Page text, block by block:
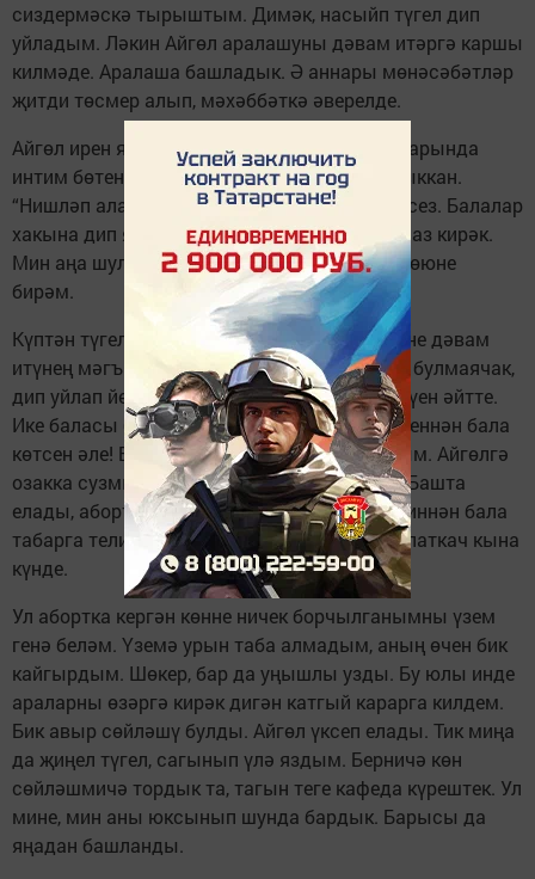
сиздермәскә тырыштым. Димәк, насыйп түгел дип
уйладым. Ләкин Айгөл аралашуны дәвам итәргә каршы
килмәде. Аралаша башладык. Ә аннары мөнәсәбәтләр
җитди төсмер алып, мәхәббәткә әверелде.
Айгөл ирен яратмый. Үзе әйтүе буенча араларында
интим бөтенләй юк. Яшьлек белән кияүгә чыккан.
“Нишләп алайса иреннән аерылмый?” диярсез. Балалар
хакына дип яши. Ә хатын-кызга мәхәббәт, наз кирәк.
Мин аңа шул җитеп бетмәгән игътибарны, сөюне
бирәм.
Күптән түгел бер хәл булды. Мөнәсәбәтләрне дәвам
итүнең мәгънәсе юк, Айгөл барыбер минеке булмаячак,
дип уйлап йөргәндә, Айгөл миннән бала көтүен әйтте.
Ике баласы булган кияүдәге хатын сөяркәсеннән бала
көтсен әле! Бу хәбәрдән шок хәлендә калдым. Айгөлгә
озакка сузмыйча аборт ясатырга куштым. Башта
елады, абортка барырга теләмәде, янәсе миннән бала
табарга тели. Моның мөмкин түгеллеген аңлаткач кына
күнде.
Ул абортка кергән көнне ничек борчылганымны үзем
генә беләм. Үземә урын таба алмадым, аның өчен бик
кайгырдым. Шөкер, бар да уңышлы узды. Бу юлы инде
араларны өзәргә кирәк дигән катгый карарга килдем.
Бик авыр сөйләшү булды. Айгөл үксеп елады. Тик миңа
да җиңел түгел, сагынып үлә яздым. Берничә көн
сөйләшмичә тордык та, тагын теге кафеда күрештек. Ул
мине, мин аны юксынып шунда бардык. Барысы да
яңадан башланды.